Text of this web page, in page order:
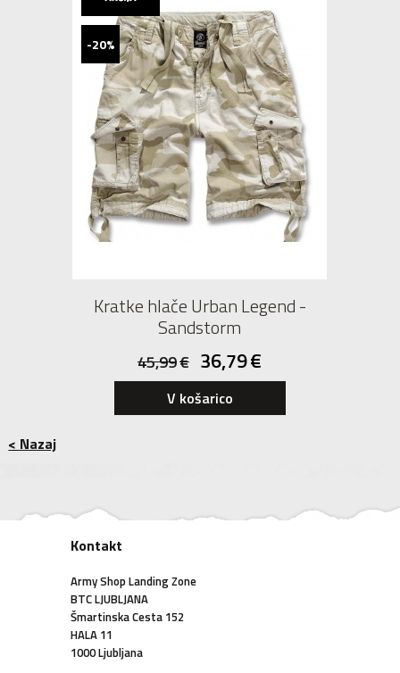
Kratke hlače Urban Legend -
Sandstorm
45,99€ 36,79€
-20%
V košarico
< Nazaj
Kontakt
Army Shop Landing Zone
BTC LJUBLJANA
Šmartinska Cesta 152
HALA 11
1000 Ljubljana